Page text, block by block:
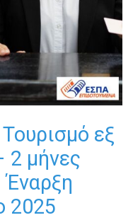
εξ
μήνες
2025